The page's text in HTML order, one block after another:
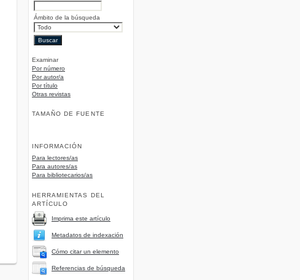
Ámbito de la búsqueda
Examinar
Por número
Por autor/a
Por título
Otras revistas
TAMAÑO DE FUENTE
INFORMACIÓN
Para lectores/as
Para autores/as
Para bibliotecarios/as
HERRAMIENTAS DEL
ARTÍCULO
Imprima este artículo
Metadatos de indexación
Cómo citar un elemento
Referencias de búsqueda